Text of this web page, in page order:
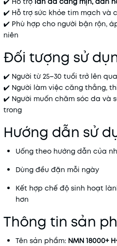
✔️ Hỗ trợ sức khỏe tim mạch và
✔️ Phù hợp cho người bận rộn,
niên
Đối tượng sử
✔️ Người từ 25–30 tuổi trở lên
✔️ Người làm việc căng thẳng,
✔️ Người muốn chăm sóc da và
trong
Hướng dẫn sử
Uống theo hướng dẫn của
Dùng đều đặn mỗi ngày
Kết hợp chế độ sinh hoạt
hơn
Thông tin sản
Tên sản phẩm: NMN 18000+